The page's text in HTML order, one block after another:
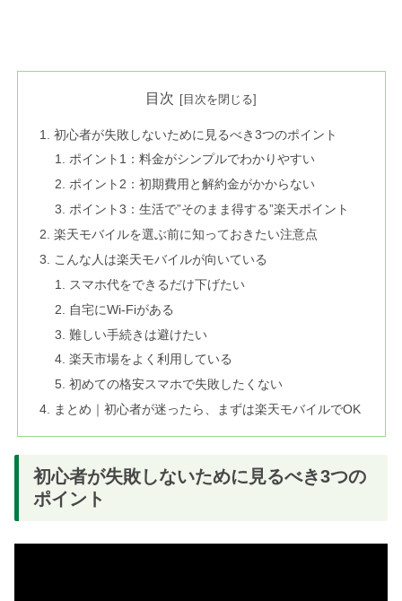
目次
初心者が失敗しないために見るべき3つのポイント
ポイント1：料金がシンプルでわかりやすい
ポイント2：初期費用と解約金がかからない
ポイント3：生活で”そのまま得する”楽天ポイント
楽天モバイルを選ぶ前に知っておきたい注意点
こんな人は楽天モバイルが向いている
スマホ代をできるだけ下げたい
自宅にWi-Fiがある
難しい手続きは避けたい
楽天市場をよく利用している
初めての格安スマホで失敗したくない
まとめ｜初心者が迷ったら、まずは楽天モバイルでOK
初心者が失敗しないために見るべき3つの
ポイント